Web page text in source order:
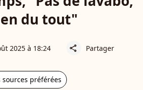
du tout"
2025 à 18:24 share Partager
sources préférées